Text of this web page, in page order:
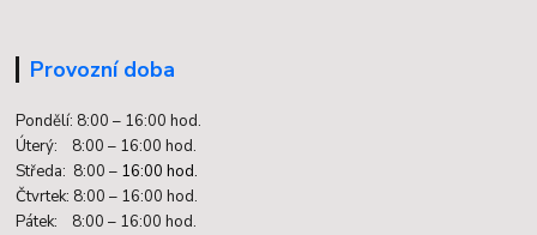
Provozní doba
Pondělí: 8:00 – 16:00 hod.
Úterý: 8:00 – 16:00 hod.
Středa: 8:00 – 16:00 hod.
Čtvrtek: 8:00 – 16:00 hod.
Pátek: 8:00 – 16:00 hod.